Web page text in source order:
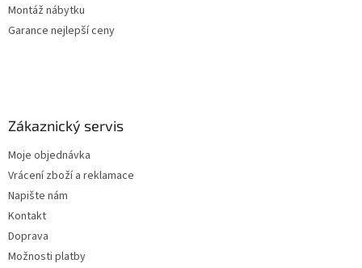
Montáž nábytku
Garance nejlepší ceny
Zákaznický servis
Moje objednávka
Vrácení zboží a reklamace
Napište nám
Kontakt
Doprava
Možnosti platby